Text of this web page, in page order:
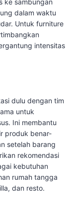
ke sambungan
dalam waktu
Untuk furniture
intensitas
dulu dengan tim
untuk
Ini membantu
produk benar-
setelah barang
rekomendasi
kebutuhan
rumah tangga
dan resto.